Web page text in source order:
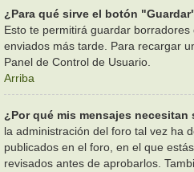
¿Para qué sirve el botón
Esto te permitirá guardar
enviados más tarde. Para recargar
Panel de Control de Usuario.
Arriba
¿Por qué mis mensajes necesitan
la administración del foro tal vez ha
publicados en el foro, en el que
revisados antes de aprobarlos.